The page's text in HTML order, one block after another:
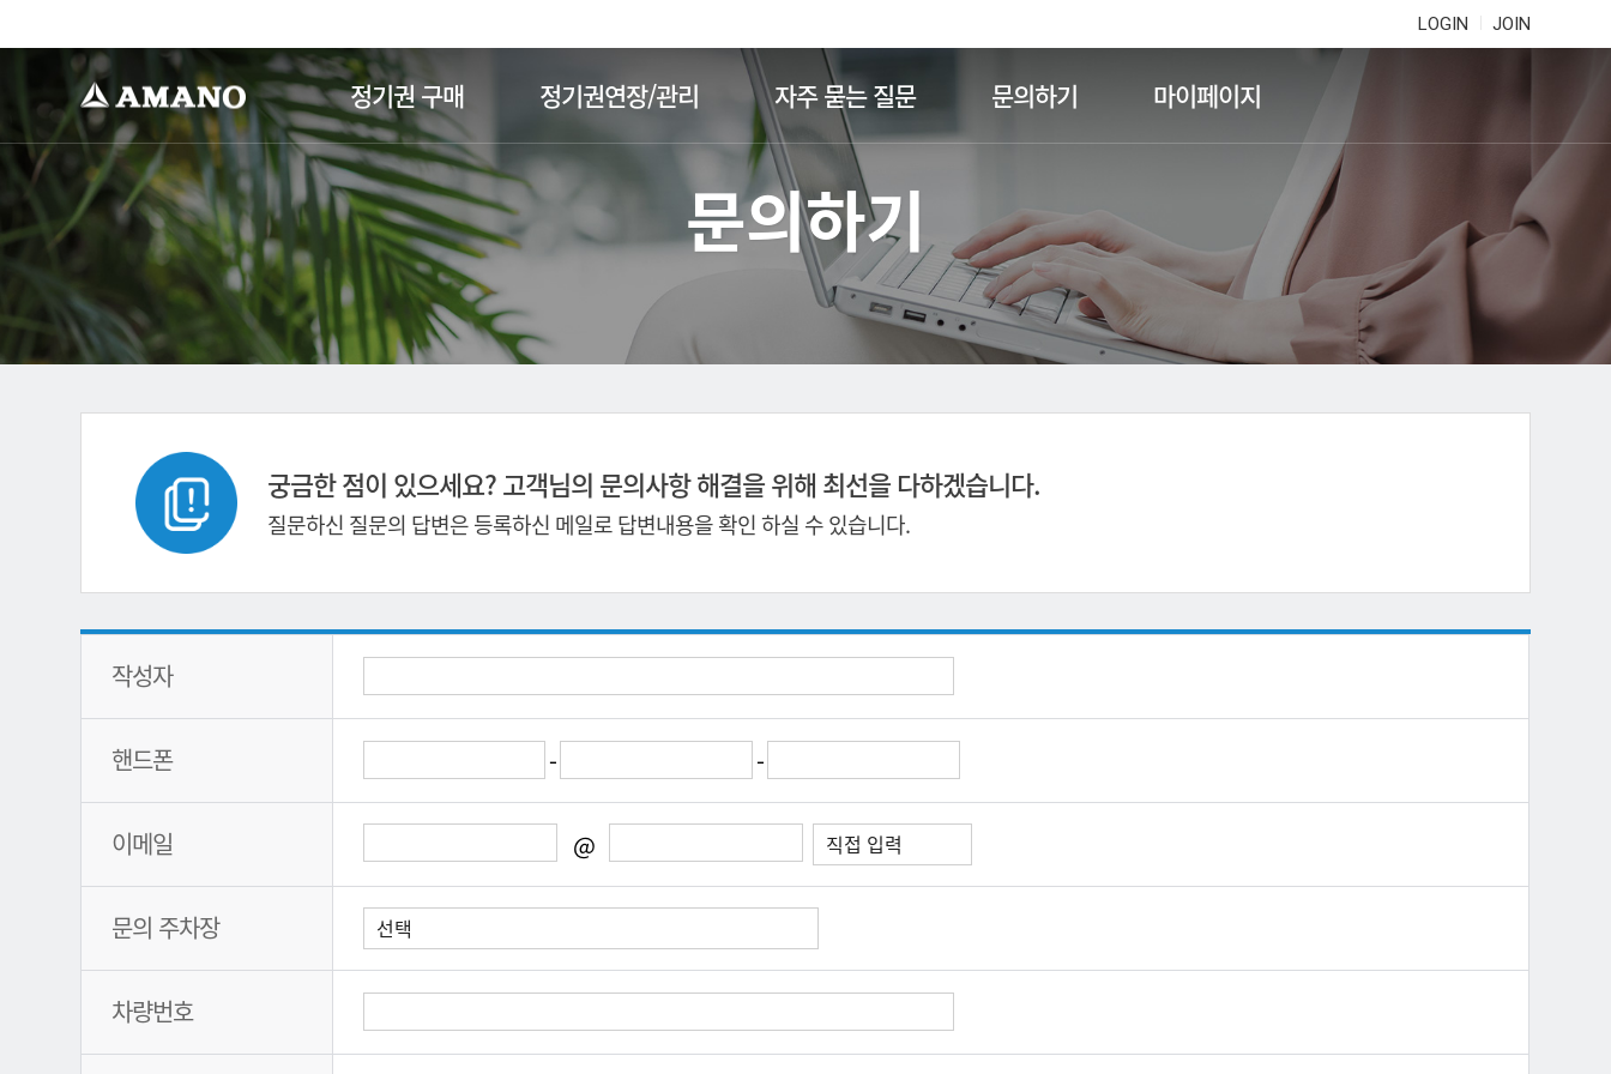
LOGIN JOIN
정기권 구매 정기권연장/관리 자주 묻는 질문 문의하기 마이페이지
문의하기
궁금한 점이 있으세요? 고객님의 문의사항 해결을 위해 최선을 다하겠습니다.
질문하신 질문의 답변은 등록하신 메일로 답변내용을 확인 하실 수 있습니다.
작성자
핸드폰 - -
이메일 @
문의 주차장
차량번호